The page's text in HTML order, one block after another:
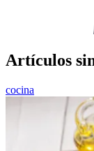
Artículos
cocina